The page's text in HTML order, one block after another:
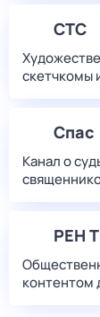
СТС
скетчкомы
Спас
Канал о
РЕН
контентом